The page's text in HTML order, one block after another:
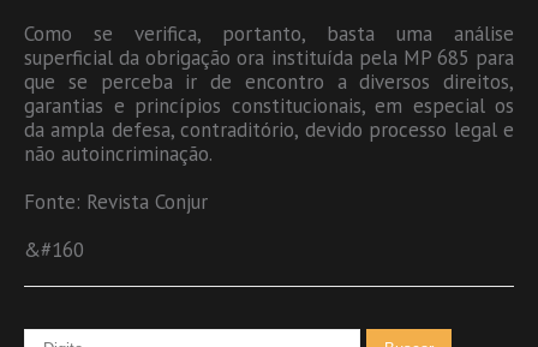
Como se verifica, portanto, basta uma análise
superficial da obrigação ora instituída pela MP 685 para
que se perceba ir de encontro a diversos direitos,
garantias e princípios constitucionais, em especial os
da ampla defesa, contraditório, devido processo legal e
não autoincriminação.
Fonte: Revista Conjur
&#160